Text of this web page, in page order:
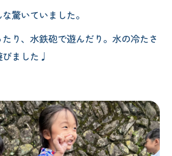
驚いていました。
り、水鉄砲で遊んだり。水の冷たさ
ました♩